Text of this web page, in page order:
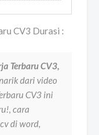
CV3 Durasi :
Terbaru CV3,
dari video
CV3 ini
cara
di word,